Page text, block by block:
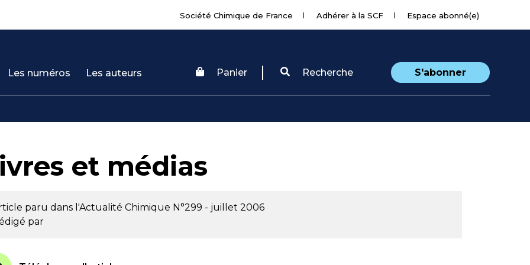
Société Chimique de France Adhérer à la SCF Espace abonné(e)
Les numéros Les auteurs Panier Recherche S'abonner
et médias
paru dans l'Actualité Chimique N°299 - juillet 2006
par